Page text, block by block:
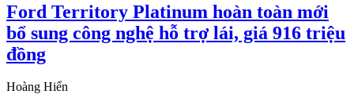
Ford Territory Platinum hoàn toàn mới
bổ sung công nghệ hỗ trợ lái, giá 916 triệu
đồng
Hoàng Hiển